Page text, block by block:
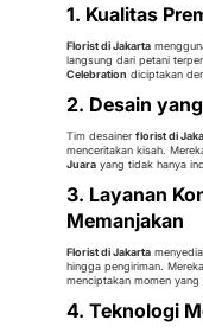
1. Kualitas
Florist di Jakarta
langsung dari petani
Celebration diciptakan
2. Desain
Tim desainerflorist di
menceritakan kisah.
Juara yang tidak hanya
3. Layanan
Memanjakan
Florist di Jakarta
hingga pengiriman.
menciptakan momen yang
4. Teknologi